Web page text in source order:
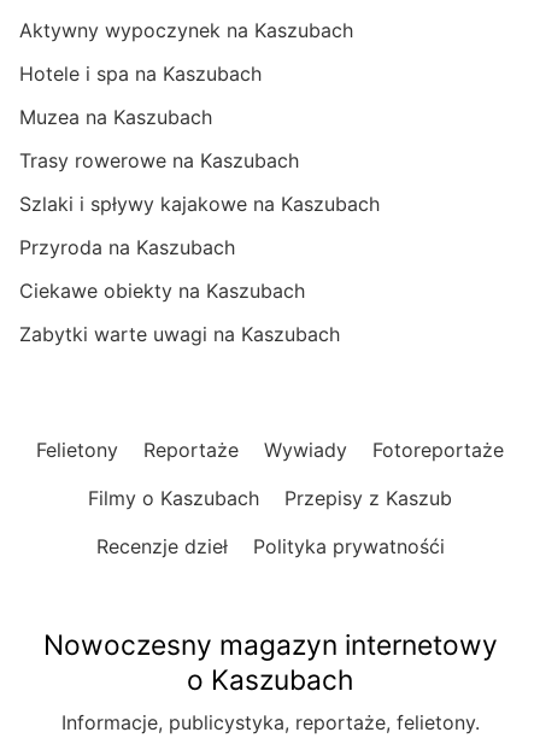
Aktywny wypoczynek na Kaszubach
Hotele i spa na Kaszubach
Muzea na Kaszubach
Trasy rowerowe na Kaszubach
Szlaki i spływy kajakowe na Kaszubach
Przyroda na Kaszubach
Ciekawe obiekty na Kaszubach
Zabytki warte uwagi na Kaszubach
Felietony Reportaże Wywiady
Fotoreportaże
Filmy o Kaszubach
Przepisy z Kaszub
Recenzje dzieł
Polityka prywatnośći
Nowoczesny magazyn internetowy
o Kaszubach
Informacje, publicystyka, reportaże, felietony.